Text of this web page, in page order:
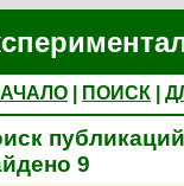
ПОИСК
9